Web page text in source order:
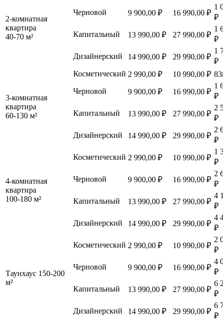
2-комнатная
квартира
40-70 м²
Черновой
9 900,00 ₽ 16 990,00 ₽
1
₽
Капитальный
13 990,00 ₽ 27 990,00 ₽
1
₽
Дизайнерский
14 990,00 ₽ 29 990,00 ₽
1
₽
3-комнатная
квартира
60-130 м²
Косметический 2 990,00 ₽ 10 990,00 ₽
Черновой
9 900,00 ₽ 16 990,00 ₽
1
₽
Капитальный
13 990,00 ₽ 27 990,00 ₽
2
₽
Дизайнерский
14 990,00 ₽ 29 990,00 ₽
2
₽
4-комнатная
квартира
100-180 м²
Косметический 2 990,00 ₽ 10 990,00 ₽
1
₽
Черновой
9 900,00 ₽ 16 990,00 ₽
2
₽
Капитальный
13 990,00 ₽ 27 990,00 ₽
4
₽
Дизайнерский
14 990,00 ₽ 29 990,00 ₽
4
₽
Таунхаус 150-200
м²
Косметический 2 990,00 ₽ 10 990,00 ₽
2
₽
Черновой
9 900,00 ₽ 16 990,00 ₽
4
₽
Капитальный
13 990,00 ₽ 27 990,00 ₽
6
₽
Дизайнерский
14 990,00 ₽ 29 990,00 ₽
6
₽